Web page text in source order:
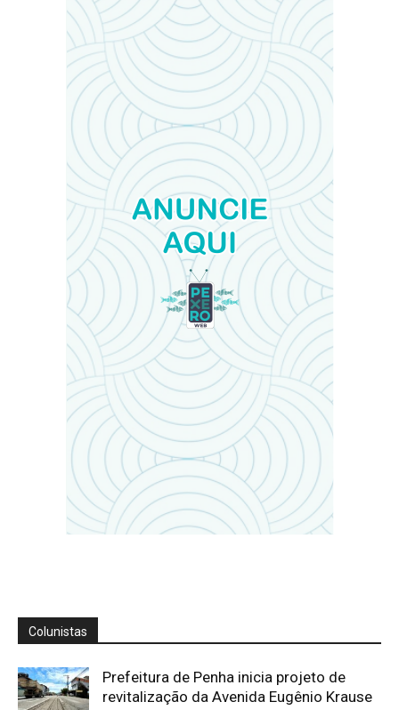
Colunistas
Prefeitura de Penha inicia projeto de
revitalização da Avenida Eugênio Krause